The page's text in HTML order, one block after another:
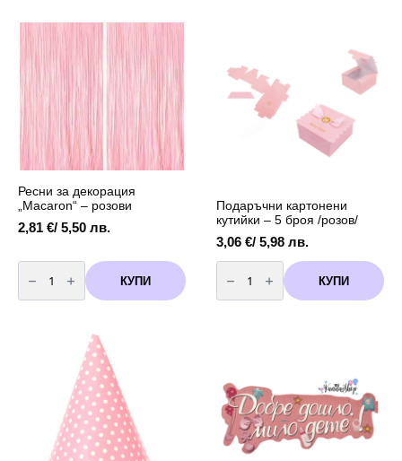
15
Ресни за декорация
„Macaron“ – розови
2,81 €/ 5,50 лв.
количество
за
Ресни
за
КУПИ
Подаръчни картонени
кутийки – 5 броя /розов/
3,06 €/ 5,98 лв.
количество
за
Подаръчни
картонени
КУПИ